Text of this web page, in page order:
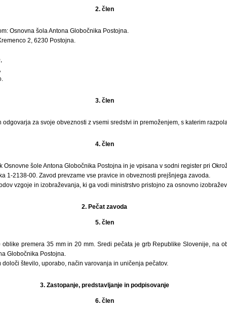
2. člen
Osnovna šola Antona Globočnika Postojna.
2, 6230 Postojna.
3. člen
za svoje obveznosti z vsemi sredstvi in premoženjem, s katerim
4. člen
Osnovne šole Antona Globočnika Postojna in je vpisana v sodni register pri
1-2138-00. Zavod prevzame vse pravice in obveznosti prejšnjega zavoda.
vzgoje in izobraževanja, ki ga vodi ministrstvo pristojno za osnovno
2. Pečat zavoda
5. člen
oblike premera 35 mm in 20 mm. Sredi pečata je grb Republike Slovenije, na
Globočnika Postojna.
število, uporabo, način varovanja in uničenja pečatov.
3. Zastopanje, predstavljanje in podpisovanje
6. člen